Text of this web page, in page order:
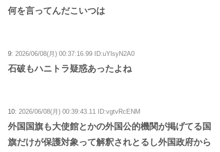
何を言ってんだこいつは
9: 2026/06/08(月) 00:37:16.99 ID:uYlsyN2A0
石破もハニトラ疑惑あったよね
10: 2026/06/08(月) 00:39:43.11 ID:vgtvRcENM
外国国旗も大使館とかの外国公的機関が掲げてる国
旗だけが保護対象って解釈されとるし外国政府から